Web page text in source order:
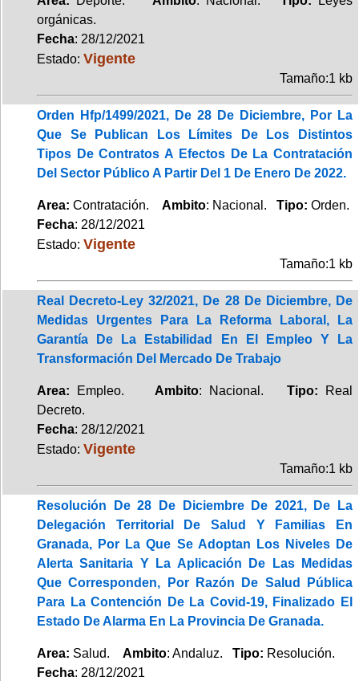
orgánicas.
Fecha: 28/12/2021
Estado: Vigente
Tamaño:1 kb
Orden Hfp/1499/2021, De 28 De Diciembre, Por La
Que Se Publican Los Límites De Los Distintos
Tipos De Contratos A Efectos De La Contratación
Del Sector Público A Partir Del 1 De Enero De 2022.
Area: Contratación. Ambito: Nacional. Tipo: Orden.
Fecha: 28/12/2021
Estado: Vigente
Tamaño:1 kb
Real Decreto-Ley 32/2021, De 28 De Diciembre, De
Medidas Urgentes Para La Reforma Laboral, La
Garantía De La Estabilidad En El Empleo Y La
Transformación Del Mercado De Trabajo
Area: Empleo. Ambito: Nacional. Tipo:
Real
Decreto.
Fecha: 28/12/2021
Estado: Vigente
Tamaño:1 kb
Resolución De 28 De Diciembre De 2021, De La
Delegación Territorial De Salud Y Familias En
Granada, Por La Que Se Adoptan Los Niveles De
Alerta Sanitaria Y La Aplicación De Las Medidas
Que Corresponden, Por Razón De Salud Pública
Para La Contención De La Covid-19, Finalizado El
Estado De Alarma En La Provincia De Granada.
Area: Salud. Ambito: Andaluz. Tipo: Resolución.
Fecha: 28/12/2021